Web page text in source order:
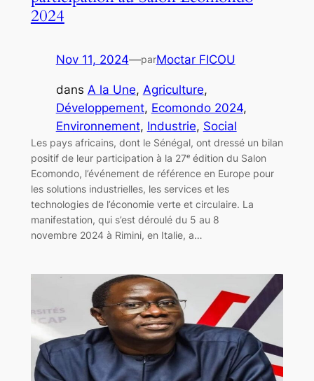
2024
Nov 11, 2024—parMoctar FICOU
dans A la Une, Agriculture
Développement, Ecomondo 2024
Environnement, Industrie, Social
Les pays africains, dont le Sénégal, ont dressé un bilan
positif de leur participation à la 27ᵉ édition du Salon
Ecomondo, l’événement de référence en Europe pour
les solutions industrielles, les services et les
technologies de l’économie verte et circulaire. La
manifestation, qui s’est déroulé du 5 au 8
novembre 2024 à Rimini, en Italie, a…